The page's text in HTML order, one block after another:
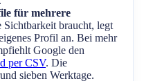
für mehrere
Sichtbarkeit braucht, legt
Profil an. Bei mehr
Google den
per CSV. Die
sieben Werktage.